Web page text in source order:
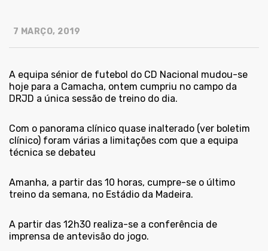
7 MARÇO, 2019
A equipa sénior de futebol do CD Nacional mudou-se
hoje para a Camacha, ontem cumpriu no campo da
DRJD a única sessão de treino do dia.
Com o panorama clínico quase inalterado (ver boletim
clínico) foram várias a limitações com que a equipa
técnica se debateu
Amanha, a partir das 10 horas, cumpre-se o último
treino da semana, no Estádio da Madeira.
A partir das 12h30 realiza-se a conferência de
imprensa de antevisão do jogo.